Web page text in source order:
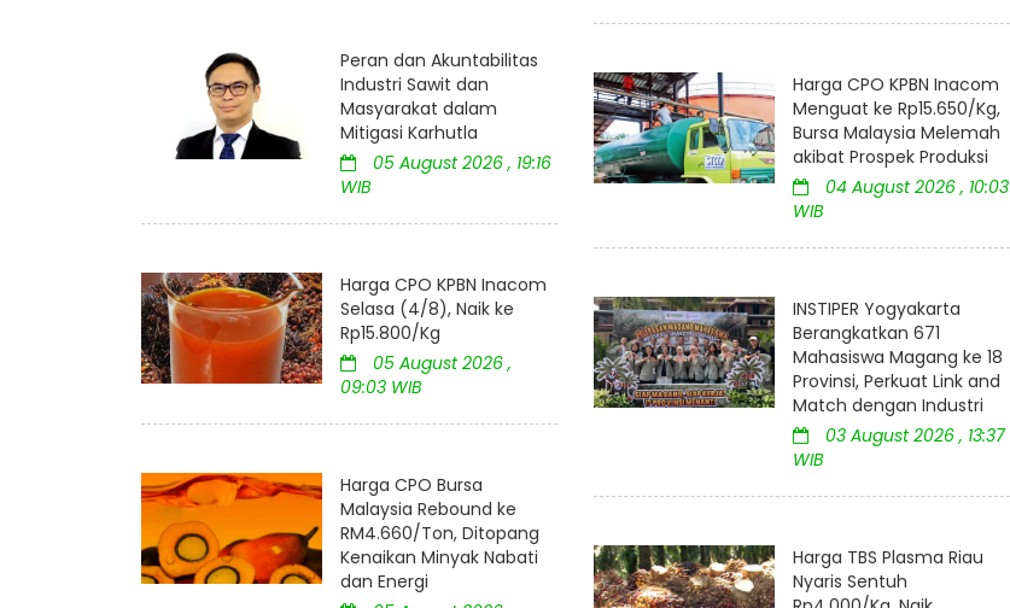
Peran dan Akuntabilitas
Industri Sawit dan
Masyarakat dalam
Mitigasi Karhutla
05 August 2026 , 19:16
WIB
Harga CPO KPBN Inacom
Selasa (4/8), Naik ke
Rp15.800/Kg
05 August 2026 ,
09:03 WIB
Harga CPO Bursa
Malaysia Rebound ke
RM4.660/Ton, Ditopang
Kenaikan Minyak Nabati
dan Energi
Harga CPO KPBN Inacom
Menguat ke Rp15.650/Kg,
Bursa Malaysia Melemah
akibat Prospek Produksi
04 August 2026 , 10:03
WIB
INSTIPER Yogyakarta
Berangkatkan 671
Mahasiswa Magang ke 18
Provinsi, Perkuat Link and
Match dengan Industri
03 August 2026 , 13:37
WIB
Harga TBS Plasma Riau
Nyaris Sentuh